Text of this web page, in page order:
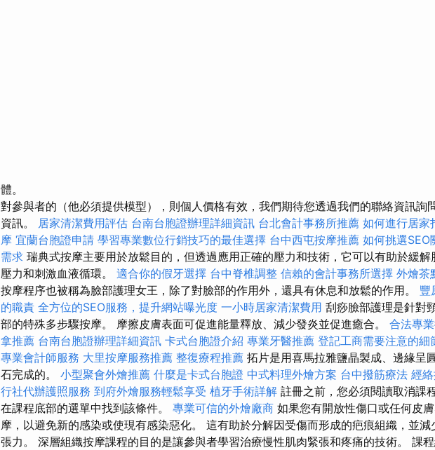
體。
對參與者的（他必須提供模型），則個人價格有效，我們期待您透過我們的聯絡資訊詢
資訊。 居家清潔費用評估 台南台胞證辦理詳細資訊 台北會計事務所推薦 如何進行居家
摩 宜蘭台胞證申請 學習專業數位行銷技巧的最佳選擇 台中西屯按摩推薦 如何挑選SEO
需求 瑞典式按摩主要用於放鬆目的，但透過應用正確的壓力和技術，它可以有助於緩解
壓力和刺激血液循環。 適合你的假牙選擇 台中脊椎調整 信賴的會計事務所選擇 外燴茶
按摩程序也被稱為臉部護理女王，除了對臉部的作用外，還具有休息和放鬆的作用。 豐
的職責 全方位的SEO服務，提升網站曝光度 一小時居家清潔費用 刮痧臉部護理是針對
部的特殊多步驟按摩。 摩擦皮膚表面可促進能量釋放、減少發炎並促進癒合。 合法專
拿推薦 台南台胞證辦理詳細資訊 卡式台胞證介紹 專業牙醫推薦 登記工商需要注意的細
專業會計師服務 大里按摩服務推薦 整復療程推薦 拓片是用喜馬拉雅鹽晶製成、邊緣呈
石完成的。 小型聚會外燴推薦 什麼是卡式台胞證 中式料理外燴方案 台中撥筋療法 經
行社代辦護照服務 到府外燴服務輕鬆享受 植牙手術詳解 註冊之前，您必須閱讀取消課
在課程底部的選單中找到該條件。 專業可信的外燴廠商 如果您有開放性傷口或任何皮
摩，以避免新的感染或使現有感染惡化。 這有助於分解因受傷而形成的疤痕組織，並減
張力。 深層組織按摩課程的目的是讓參與者學習治療慢性肌肉緊張和疼痛的技術。 課